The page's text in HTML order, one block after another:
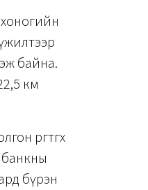
байна.
км
өргөтгөх
бүрэн